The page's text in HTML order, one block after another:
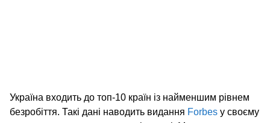
Україна входить до топ-10 країн із найменшим рівнем
безробіття. Такі дані наводить видання Forbes у своєму